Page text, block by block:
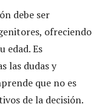
debe ser
ofreciendo
edad. Es
las dudas y
que no es
de la decisión.